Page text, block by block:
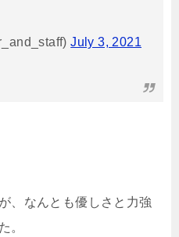
July 3, 2021
、なんとも優しさと力強
。